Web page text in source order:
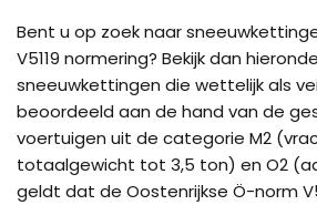
Bent u op zoek naar
V5119 normering? Bekijk dan
sneeuwkettingen die wettelijk als
beoordeeld aan de hand van de
voertuigen uit de categorie M2
totaalgewicht tot 3,5 ton) en O2
geldt dat de Oostenrijkse Ö-norm